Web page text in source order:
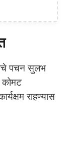
पचन सुलभ
कोमट
राहण्यास